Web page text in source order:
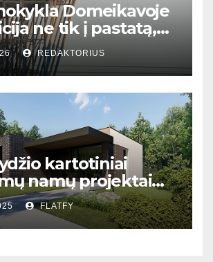
Domeikavoje
ne tik į pastatą,
ateitį
REDAKTORIUS
kartotiniai
namų projektai
Lietuvoje?
FLATFY